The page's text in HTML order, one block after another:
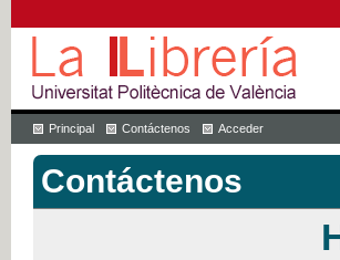
Principal Contáctenos Acceder
Contáctenos